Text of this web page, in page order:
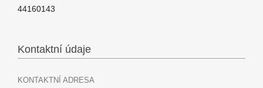
44160143
Kontaktní údaje
KONTAKTNÍ ADRESA